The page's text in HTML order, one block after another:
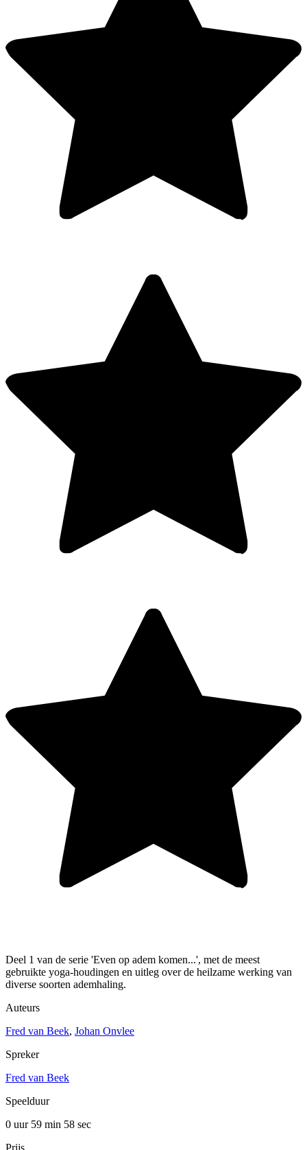
Deel 1 van de serie 'Even op adem komen...', met de meest
gebruikte yoga-houdingen en uitleg over de heilzame werking van
diverse soorten ademhaling.
Auteurs
Fred van Beek, Johan Onvlee
Spreker
Fred van Beek
Speelduur
0 uur 59 min 58 sec
Prijs